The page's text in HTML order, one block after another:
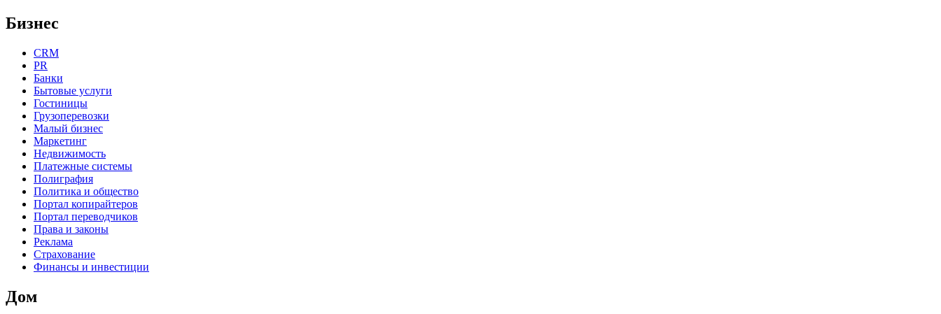
Бизнес
CRM
PR
Банки
Бытовые услуги
Гостиницы
Грузоперевозки
Малый бизнес
Маркетинг
Недвижимость
Платежные системы
Полиграфия
Политика и общество
Портал копирайтеров
Портал переводчиков
Права и законы
Реклама
Страхование
Финансы и инвестиции
Дом